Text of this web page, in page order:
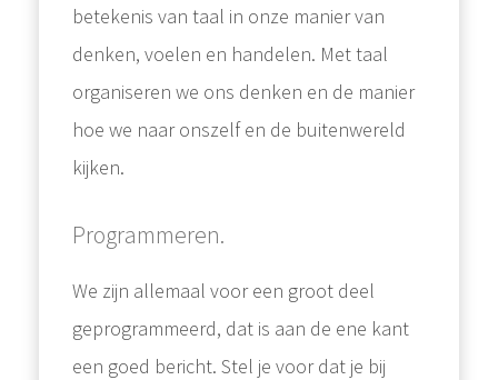
betekenis van taal in onze manier van
denken, voelen en handelen. Met taal
organiseren we ons denken en de manier
hoe we naar onszelf en de buitenwereld
kijken.
Programmeren.
We zijn allemaal voor een groot deel
geprogrammeerd, dat is aan de ene kant
een goed bericht. Stel je voor dat je bij